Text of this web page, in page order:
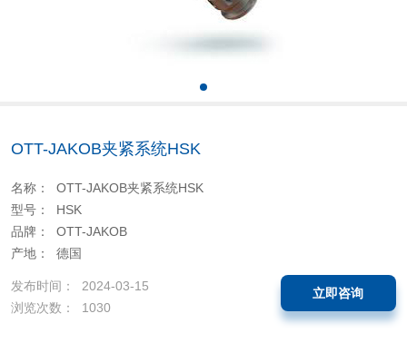
OTT-JAKOB夹紧系统HSK
名称： OTT-JAKOB夹紧系统HSK
型号： HSK
品牌： OTT-JAKOB
产地： 德国
发布时间： 2024-03-15
浏览次数： 1030
立即咨询